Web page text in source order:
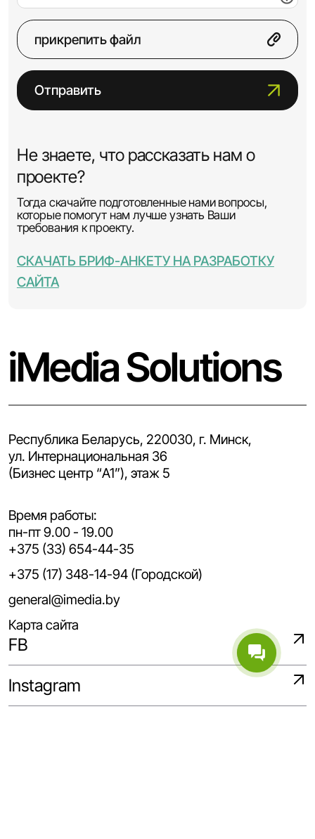
прикрепить файл
Отправить
Не знаете, что рассказать нам о
проекте?
Тогда скачайте подготовленные нами вопросы,
которые помогут нам лучше узнать Ваши
требования к проекту.
СКАЧАТЬ БРИФ-АНКЕТУ НА РАЗРАБОТКУ
САЙТА
iMedia Solutions
Республика Беларусь, 220030, г. Минск,
ул. Интернациональная 36
(Бизнес центр “A1”), этаж 5
Время работы:
пн-пт 9.00 - 19.00
+375 (33) 654-44-35
+375 (17) 348-14-94 (Городской)
general@imedia.by
Карта сайта
FB
Instagram